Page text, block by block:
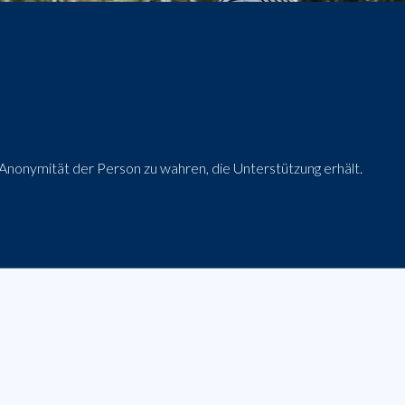
der Person zu wahren, die Unterstützung erhält.